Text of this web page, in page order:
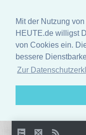
Mit der Nutzung
HEUTE.de willigst
von Cookies ein.
bessere
Zur